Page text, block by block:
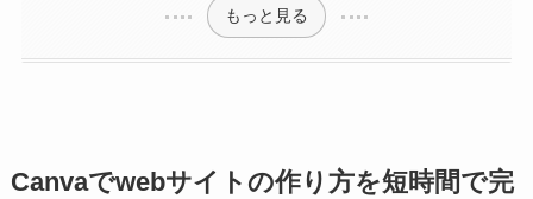
もっと見る
Canvaでwebサイトの作り方を短時間で完